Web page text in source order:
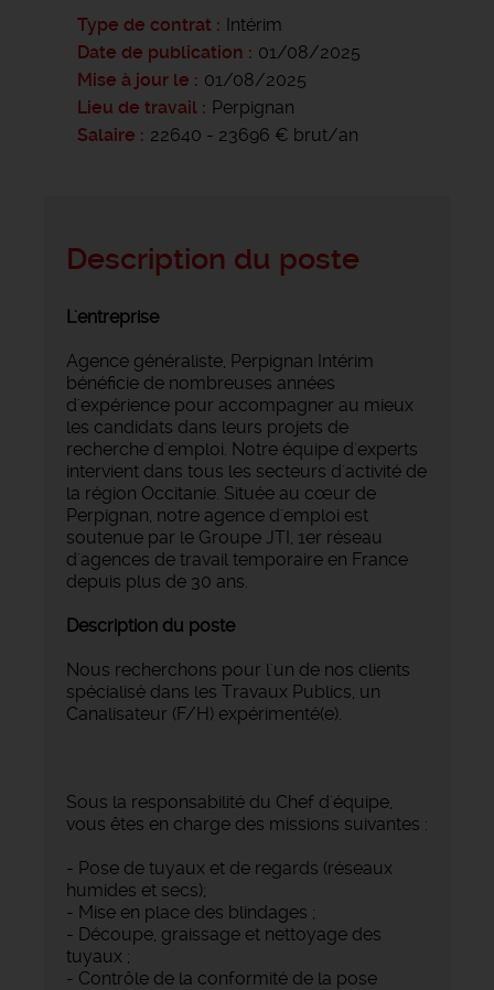
Type de contrat
Intérim
Date de publication
01/08/2025
Mise à jour le
01/08/2025
Lieu de travail
Perpignan
Salaire
22640 - 23696 € brut/an
Description du poste
L'entreprise
Agence généraliste, Perpignan Intérim
bénéficie de nombreuses années
d'expérience pour accompagner au mieux
les candidats dans leurs projets de
recherche d'emploi. Notre équipe d'experts
intervient dans tous les secteurs d'activité de
la région Occitanie. Située au cœur de
Perpignan, notre agence d'emploi est
soutenue par le Groupe JTI, 1er réseau
d'agences de travail temporaire en France
depuis plus de 30 ans.
Description du poste
Nous recherchons pour l'un de nos clients
spécialisé dans les Travaux Publics, un
Canalisateur (F/H) expérimenté(e).
Sous la responsabilité du Chef d'équipe,
vous êtes en charge des missions suivantes :
- Pose de tuyaux et de regards (réseaux
humides et secs);
- Mise en place des blindages ;
- Découpe, graissage et nettoyage des
tuyaux ;
- Contrôle de la conformité de la pose